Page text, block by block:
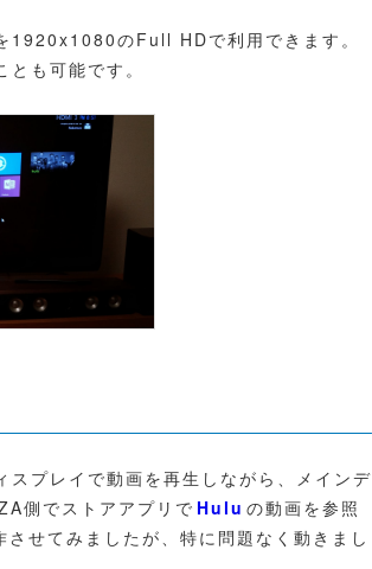
のFull HDで利用できます。
も可能です。
プレイで動画を再生しながら、メインデ
側でストアアプリで Hulu の動画を参照
せてみましたが、特に問題なく動きまし